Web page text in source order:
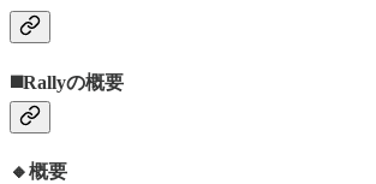
◼️Rallyの概要
🔸概要